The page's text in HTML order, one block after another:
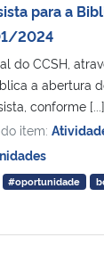
para a
2024
do CCSH,
a abertura
conforme [...]
item:
#oportunidade